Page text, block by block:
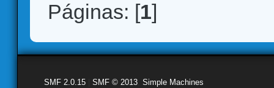
Páginas: [1]
SMF 2.0.15 SMF © 2013 Simple Machines